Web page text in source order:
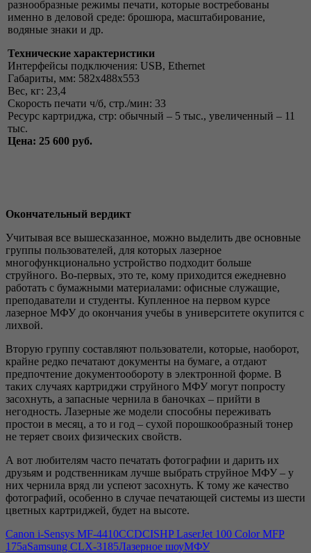
разнообразные режимы печати, которые востребованы
именно в деловой среде: брошюра, масштабирование,
водяные знаки и др.
Технические характеристики
Интерфейсы подключения: USB, Ethernet
Габариты, мм: 582х488х553
Вес, кг: 23,4
Скорость печати ч/б, стр./мин: 33
Ресурс картриджа, стр: обычный – 5 тыс., увеличенный – 11
тыс.
Цена: 25 600 руб.
Окончательный вердикт
Учитывая все вышесказанное, можно выделить две основные
группы пользователей, для которых лазерное
многофункционально устройство подходит больше
струйного. Во-первых, это те, кому приходится ежедневно
работать с бумажными материалами: офисные служащие,
преподаватели и студенты. Купленное на первом курсе
лазерное МФУ до окончания учебы в университете окупится с
лихвой.
Вторую группу составляют пользователи, которые, наоборот,
крайне редко печатают документы на бумаге, а отдают
предпочтение документообороту в электронной форме. В
таких случаях картриджи струйного МФУ могут попросту
засохнуть, а запасные чернила в баночках – прийти в
негодность. Лазерные же модели способны переживать
простои в месяц, а то и год – сухой порошкообразный тонер
не теряет своих физических свойств.
А вот любителям часто печатать фотографии и дарить их
друзьям и родственникам лучше выбрать струйное МФУ – у
них чернила вряд ли успеют засохнуть. К тому же качество
фотографий, особенно в случае печатающей системы из шести
цветных картриджей, будет на высоте.
Canon i-Sensys MF-4410CCDCISHP LaserJet 100 Color MFP
175aSamsung CLX-3185Лазерное шоуМФУ